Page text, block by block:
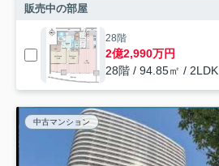
販売中の部屋
28階
2億2,990万円
28階 / 94.85㎡ / 2LDK
中古マンション